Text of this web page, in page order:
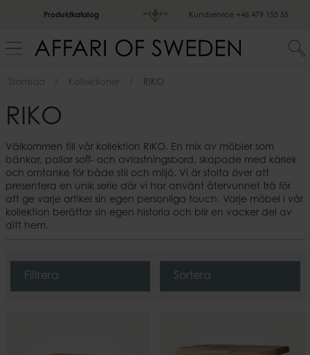
Produktkatalog Kundservice +46 479 155 55
Startsida Kollektioner RIKO
RIKO
Välkommen till vår kollektion RIKO. En mix av möbler som
bänkar, pallar soff- och avlastningsbord, skapade med kärlek
och omtanke för både stil och miljö. Vi är stolta över att
presentera en unik serie där vi har använt återvunnet trä för
att ge varje artikel sin egen personliga touch. Varje möbel i vår
kollektion berättar sin egen historia och blir en vacker del av
ditt hem.
Filtrera Sortera